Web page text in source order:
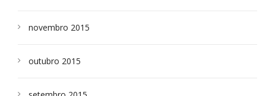
novembro 2015
outubro 2015